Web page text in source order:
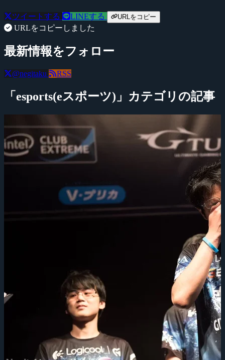
ツイートする LINEする URLをコピー
URLをコピーしました
最新情報をフォロー
@negitaku RSS
「esports(eスポーツ)」カテゴリの記事